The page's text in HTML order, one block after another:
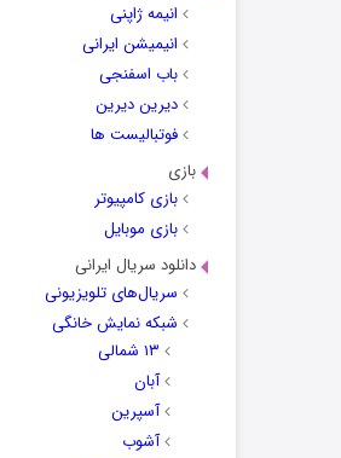
انیمه ژاپنی
انیمیشن ایرانی
باب اسفنجی
دیرین دیرین
فوتبالیست ها
بازی
بازی کامپیوتر
بازی موبایل
دانلود سریال ایرانی
سریال‌های تلویزیونی
شبکه نمایش خانگی
۱۳ شمالی
آبان
آسپرین
آشوب